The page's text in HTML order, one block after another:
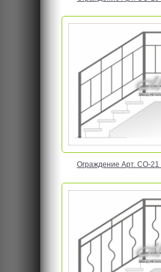
Ограждение Арт. CO-